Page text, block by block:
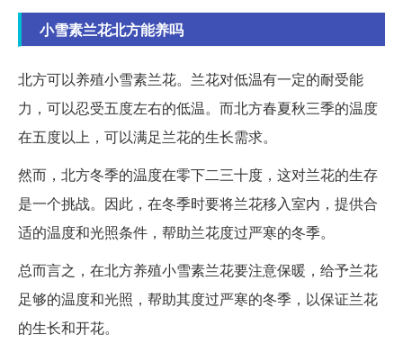
小雪素兰花北方能养吗
北方可以养殖小雪素兰花。兰花对低温有一定的耐受能
力，可以忍受五度左右的低温。而北方春夏秋三季的温度
在五度以上，可以满足兰花的生长需求。
然而，北方冬季的温度在零下二三十度，这对兰花的生存
是一个挑战。因此，在冬季时要将兰花移入室内，提供合
适的温度和光照条件，帮助兰花度过严寒的冬季。
总而言之，在北方养殖小雪素兰花要注意保暖，给予兰花
足够的温度和光照，帮助其度过严寒的冬季，以保证兰花
的生长和开花。